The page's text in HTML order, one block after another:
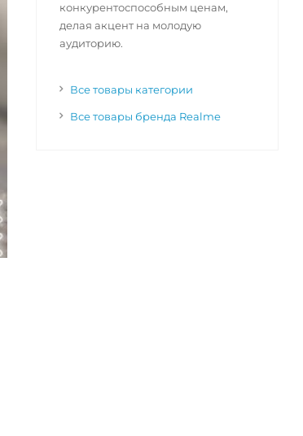
конкурентоспособным ценам,
делая акцент на молодую
аудиторию.
Все товары категории
Все товары бренда Realme